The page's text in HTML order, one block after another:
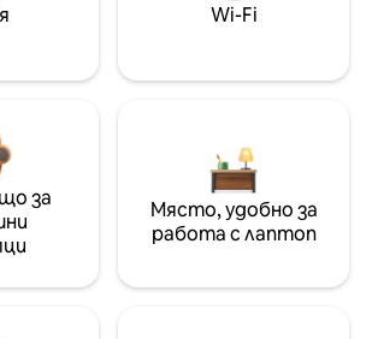
Wi-Fi
за
Място, удобно за
работа с лаптоп